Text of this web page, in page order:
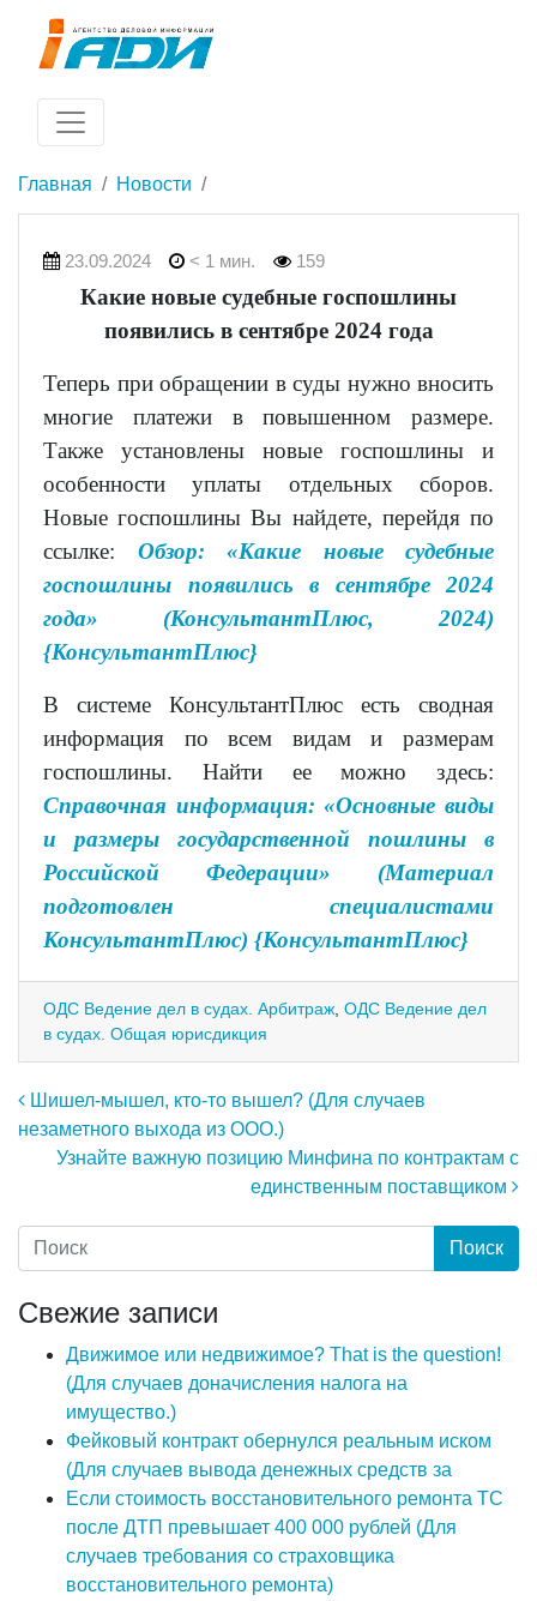
Главная Новости
23.09.2024 < 1 мин. 159
Какие новые судебные госпошлины
появились в сентябре 2024 года
Теперь при обращении в суды нужно вносить
многие платежи в повышенном размере.
Также установлены новые госпошлины и
особенности уплаты отдельных сборов.
Новые госпошлины Вы найдете, перейдя по
ссылке: Обзор: «Какие новые судебные
госпошлины появились в сентябре 2024
года» (КонсультантПлюс, 2024)
{КонсультантПлюс}
В системе КонсультантПлюс есть сводная
информация по всем видам и размерам
госпошлины. Найти ее можно здесь:
Справочная информация: «Основные виды
и размеры государственной пошлины в
Российской Федерации» (Материал
подготовлен специалистами
КонсультантПлюс) {КонсультантПлюс}
ОДС Ведение дел в судах. Арбитраж ОДС Ведение дел
в судах. Общая юрисдикция
Навигация по записям
Шишел-мышел, кто-то вышел? (Для случаев
незаметного выхода из ООО.)
Узнайте важную позицию Минфина по контрактам с
единственным поставщиком
Свежие записи
Движимое или недвижимое? That is the question!
(Для случаев доначисления налога на
имущество.)
Фейковый контракт обернулся реальным иском
(Для случаев вывода денежных средств за
Если стоимость восстановительного ремонта ТС
после ДТП превышает 400 000 рублей (Для
случаев требования со страховщика
восстановительного ремонта)